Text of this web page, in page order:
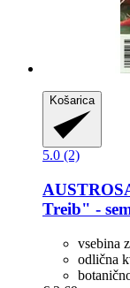
Košarica
5.0 (2)
Treib" -​
vsebina
odlična